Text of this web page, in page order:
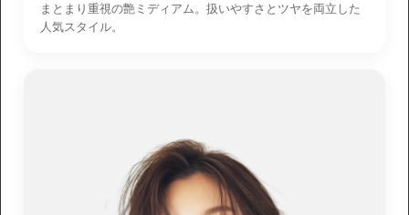
まとまり重視の艶ミディアム。扱いやすさとツヤを両立した
人気スタイル。